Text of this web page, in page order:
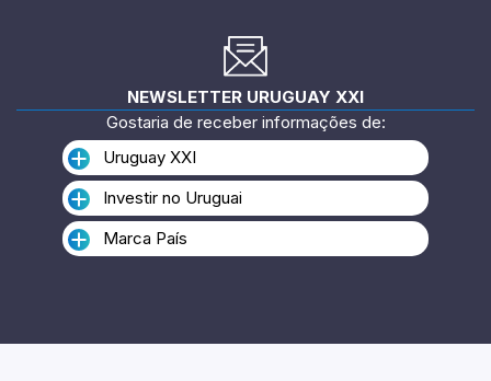
NEWSLETTER URUGUAY XXI
Gostaria de receber informações de:
Uruguay XXI
Investir no Uruguai
Marca País